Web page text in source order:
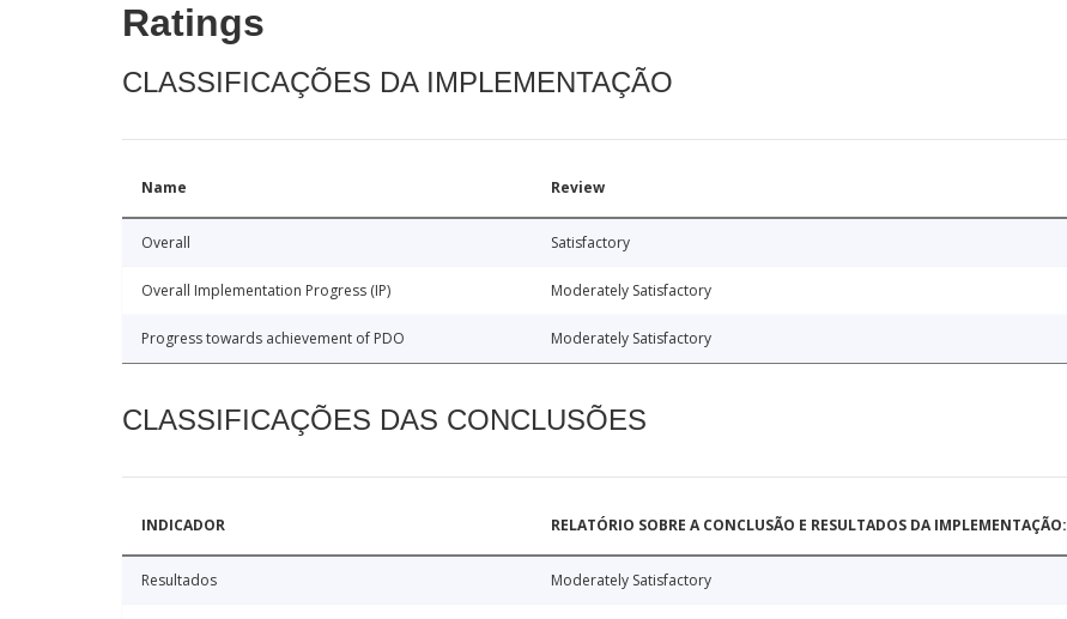
Ratings
CLASSIFICAÇÕES DA IMPLEMENTAÇÃO
Name Review
Overall Satisfactory
Overall Implementation Progress (IP) Moderately Satisfactory
Progress towards achievement of PDO Moderately Satisfactory
CLASSIFICAÇÕES DAS CONCLUSÕES
INDICADOR RELATÓRIO SOBRE A CONCLUSÃO E RESULTADOS DA IMPLEMENTAÇÃO:
Resultados Moderately Satisfactory